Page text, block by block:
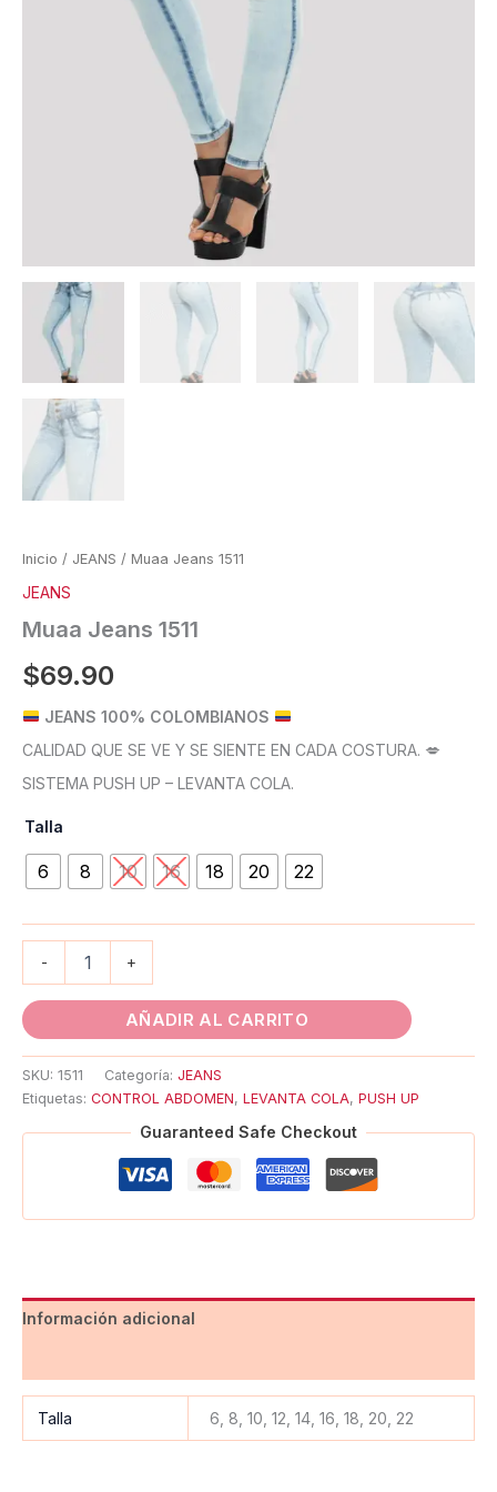
Inicio / JEANS / Muaa Jeans 1511
JEANS
Muaa Jeans 1511
$69.90
JEANS 100% COLOMBIANOS
CALIDAD QUE SE VE Y SE SIENTE EN CADA COSTURA. 💋
SISTEMA PUSH UP – LEVANTA COLA.
Talla
6 8 10 16 18 20 22
- +
AÑADIR AL CARRITO
SKU: 1511 Categoría: JEANS
Etiquetas: CONTROL ABDOMEN, LEVANTA COLA, PUSH UP
Guaranteed Safe Checkout
Información adicional
Talla 6, 8, 10, 12, 14, 16, 18, 20, 22